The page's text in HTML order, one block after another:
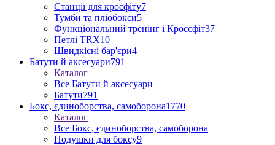
Станції для кросфіту7
Тумби та пліобокси5
Функціональний тренінг і Кроссфіт37
Петлі TRX10
Швидкісні бар'єри4
Батути й аксесуари791
Каталог
Все Батути й аксесуари
Батути791
Бокс, єдиноборства, самоборона1770
Каталог
Все Бокс, єдиноборства, самоборона
Подушки для боксу9